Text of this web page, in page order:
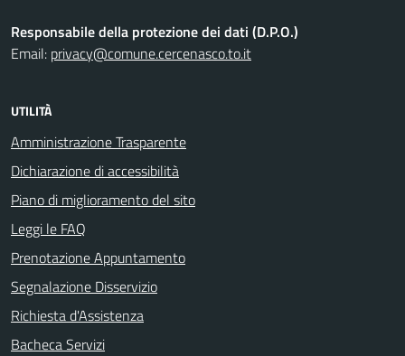
Responsabile della protezione dei dati (D.P.O.)
Email: privacy@comune.cercenasco.to.it
UTILITÀ
Amministrazione Trasparente
Dichiarazione di accessibilità
Piano di miglioramento del sito
Leggi le FAQ
Prenotazione Appuntamento
Segnalazione Disservizio
Richiesta d'Assistenza
Bacheca Servizi